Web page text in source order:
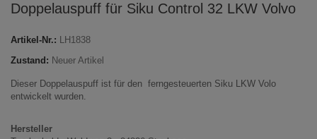
Doppelauspuff für Siku Control 32 LKW Volvo
Artikel-Nr.: LH1838
Zustand: Neuer Artikel
Dieser Doppelauspuff ist für den ferngesteuerten Siku LKW Volo
entwickelt wurden.
Hersteller